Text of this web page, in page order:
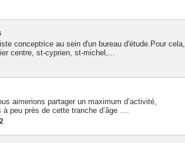
conceptrice au sein d'un bureau d'étude.Pour cela,
centre, st-cyprien, st-michel,...
aimerions partager un maximum d’activité,
peu près de cette tranche d’âge ....